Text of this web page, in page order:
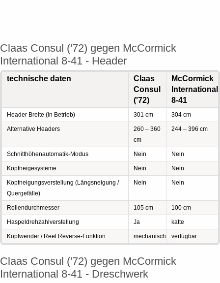
Claas Consul ('72) gegen McCormick
International 8-41 - Header
technische daten
Claas
Consul
('72)
McCormick
International
8-41
Header Breite (in Betrieb) 301 cm 304 cm
Alternative Headers
260 – 360
cm
244 – 396 cm
Schnitthöhenautomatik-Modus Nein Nein
Kopfneigesysteme Nein Nein
Kopfneigungsverstellung (Längsneigung /
Quergefälle)
Nein Nein
Rollendurchmesser 105 cm 100 cm
Haspeldrehzahlverstellung Ja katte
Kopfwender / Reel Reverse-Funktion mechanisch verfügbar
Claas Consul ('72) gegen McCormick
International 8-41 - Dreschwerk